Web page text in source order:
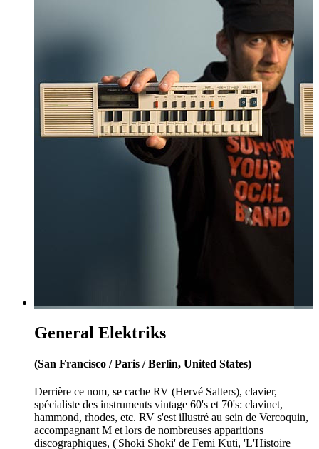
General Elektriks
(San Francisco / Paris / Berlin, United States)
Derrière ce nom, se cache RV (Hervé Salters), clavier,
spécialiste des instruments vintage 60's et 70's: clavinet,
hammond, rhodes, etc. RV s'est illustré au sein de Vercoquin,
accompagnant M et lors de nombreuses apparitions
discographiques, ('Shoki Shoki' de Femi Kuti, 'L'Histoire